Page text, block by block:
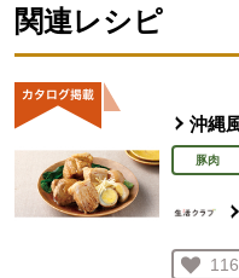
関連レシピ
沖縄
豚肉
お
116